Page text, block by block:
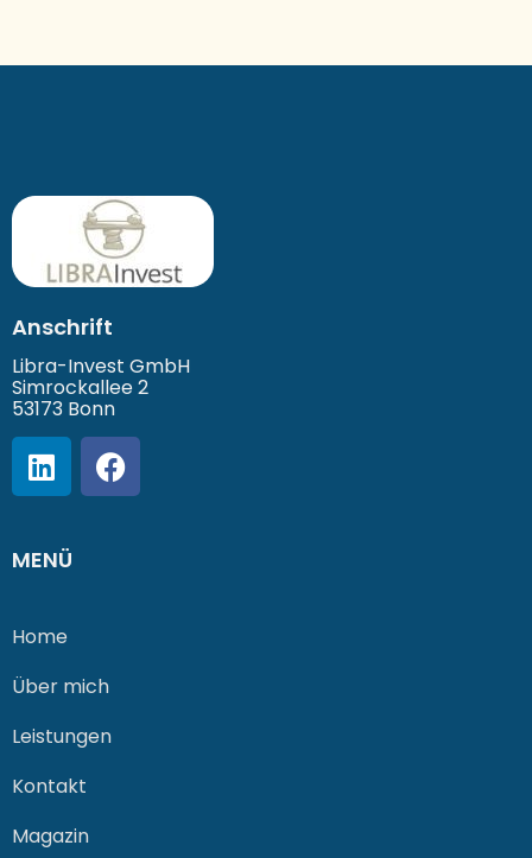
Anschrift
Libra-Invest GmbH
Simrockallee 2
53173 Bonn
MENÜ
Home
Über mich
Leistungen
Kontakt
Magazin